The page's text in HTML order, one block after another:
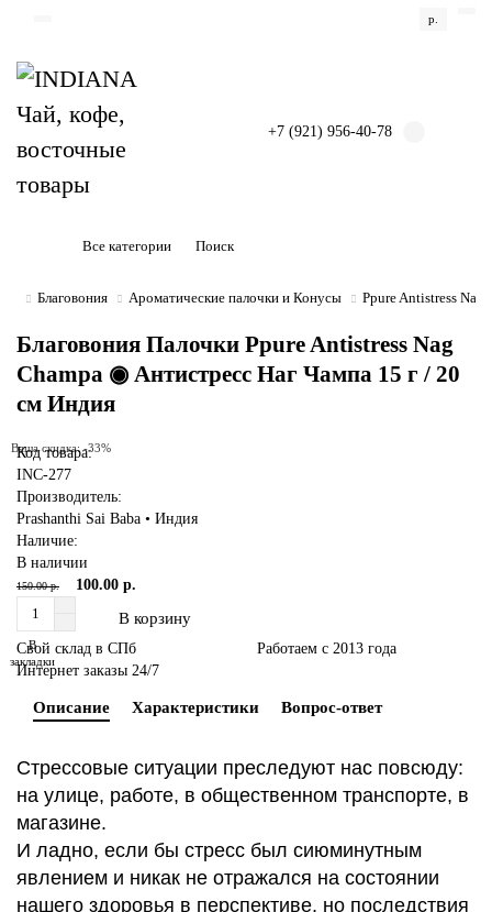
р.
+7 (921) 956-40-78
Все категории
Благовония Ароматические палочки и Конусы Ppure Antistress
Благовония Палочки Ppure Antistress Nag
Champa ◉ Антистресс Наг Чампа 15 г / 20
см Индия
Ваша скидка: -33%
Код товара:
INC-277
Производитель:
Prashanthi Sai Baba • Индия
Наличие:
В наличии
150.00 р. 100.00 р.
В корзину
В
закладки
Свой склад в СПб
Работаем с 2013 года
Интернет заказы 24/7
Описание Характеристики Вопрос-ответ
Стрессовые ситуации преследуют нас повсюду:
на улице, работе, в общественном транспорте, в
магазине.
И ладно, если бы стресс был сиюминутным
явлением и никак не отражался на состоянии
нашего здоровья в перспективе, но последствия